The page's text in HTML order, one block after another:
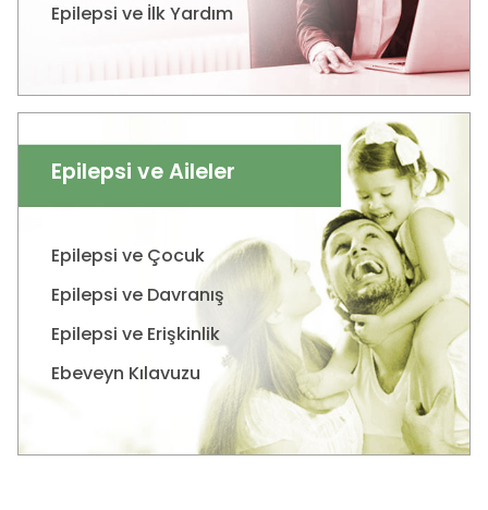
Epilepsi ve İlk Yardım
Epilepsi ve Aileler
Epilepsi ve Çocuk
Epilepsi ve Davranış
Epilepsi ve Erişkinlik
Ebeveyn Kılavuzu